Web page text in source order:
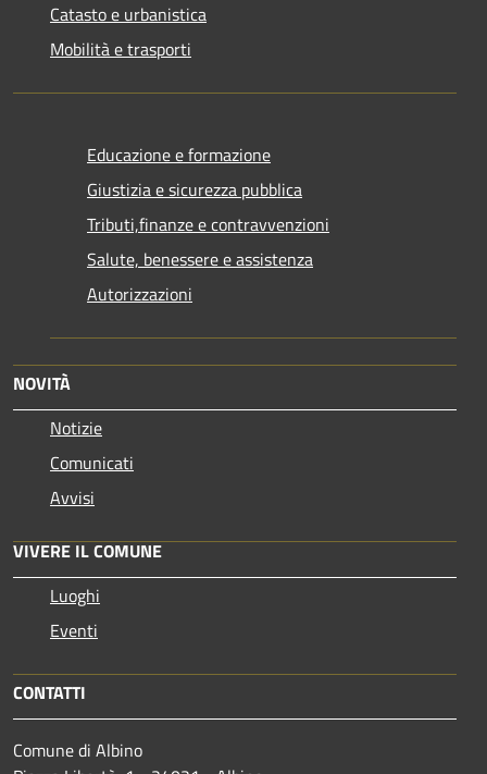
Catasto e urbanistica
Mobilità e trasporti
Educazione e formazione
Giustizia e sicurezza pubblica
Tributi,finanze e contravvenzioni
Salute, benessere e assistenza
Autorizzazioni
NOVITÀ
Notizie
Comunicati
Avvisi
VIVERE IL COMUNE
Luoghi
Eventi
CONTATTI
Comune di Albino